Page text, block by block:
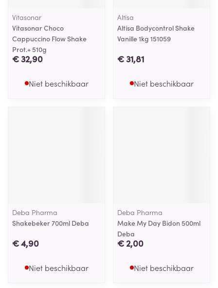
Vitasonar
Vitasonar Choco
Cappuccino Flow Shake
Prot.+ 510g
€ 32,90
Niet beschikbaar
Altisa
Altisa Bodycontrol Shake
Vanille 1kg 151059
€ 31,81
Niet beschikbaar
Deba Pharma
Shakebeker 700ml Deba
€ 4,90
Niet beschikbaar
Deba Pharma
Make My Day Bidon 500ml
Deba
€ 2,00
Niet beschikbaar